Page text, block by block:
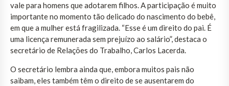
vale para homens que adotarem filhos. A participação é muito
importante no momento tão delicado do nascimento do bebê,
em que a mulher está fragilizada. “Esse é um direito do pai. É
uma licença remunerada sem prejuízo ao salário”, destaca o
secretário de Relações do Trabalho, Carlos Lacerda.
O secretário lembra ainda que, embora muitos pais não
saibam, eles também têm o direito de se ausentarem do